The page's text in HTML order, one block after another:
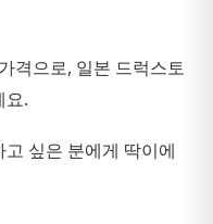
격으로, 일본 드럭스토
요.
싶은 분에게 딱이에